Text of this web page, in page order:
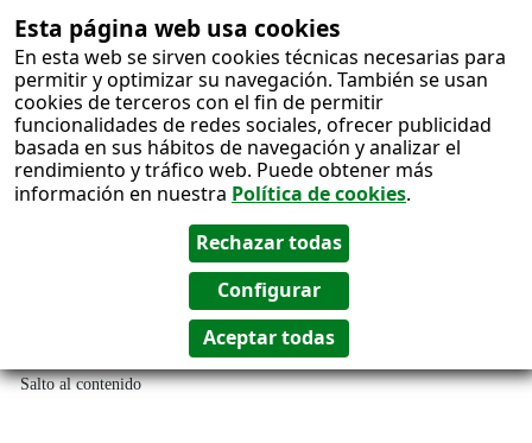
Esta página web usa cookies
En esta web se sirven cookies técnicas necesarias para
permitir y optimizar su navegación. También se usan
cookies de terceros con el fin de permitir
funcionalidades de redes sociales, ofrecer publicidad
basada en sus hábitos de navegación y analizar el
rendimiento y tráfico web. Puede obtener más
información en nuestra Política de cookies.
Salto al contenido